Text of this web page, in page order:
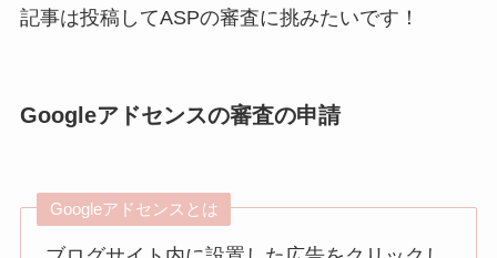
記事は投稿してASPの審査に挑みたいです！
Googleアドセンスの審査の申請
Googleアドセンスとは